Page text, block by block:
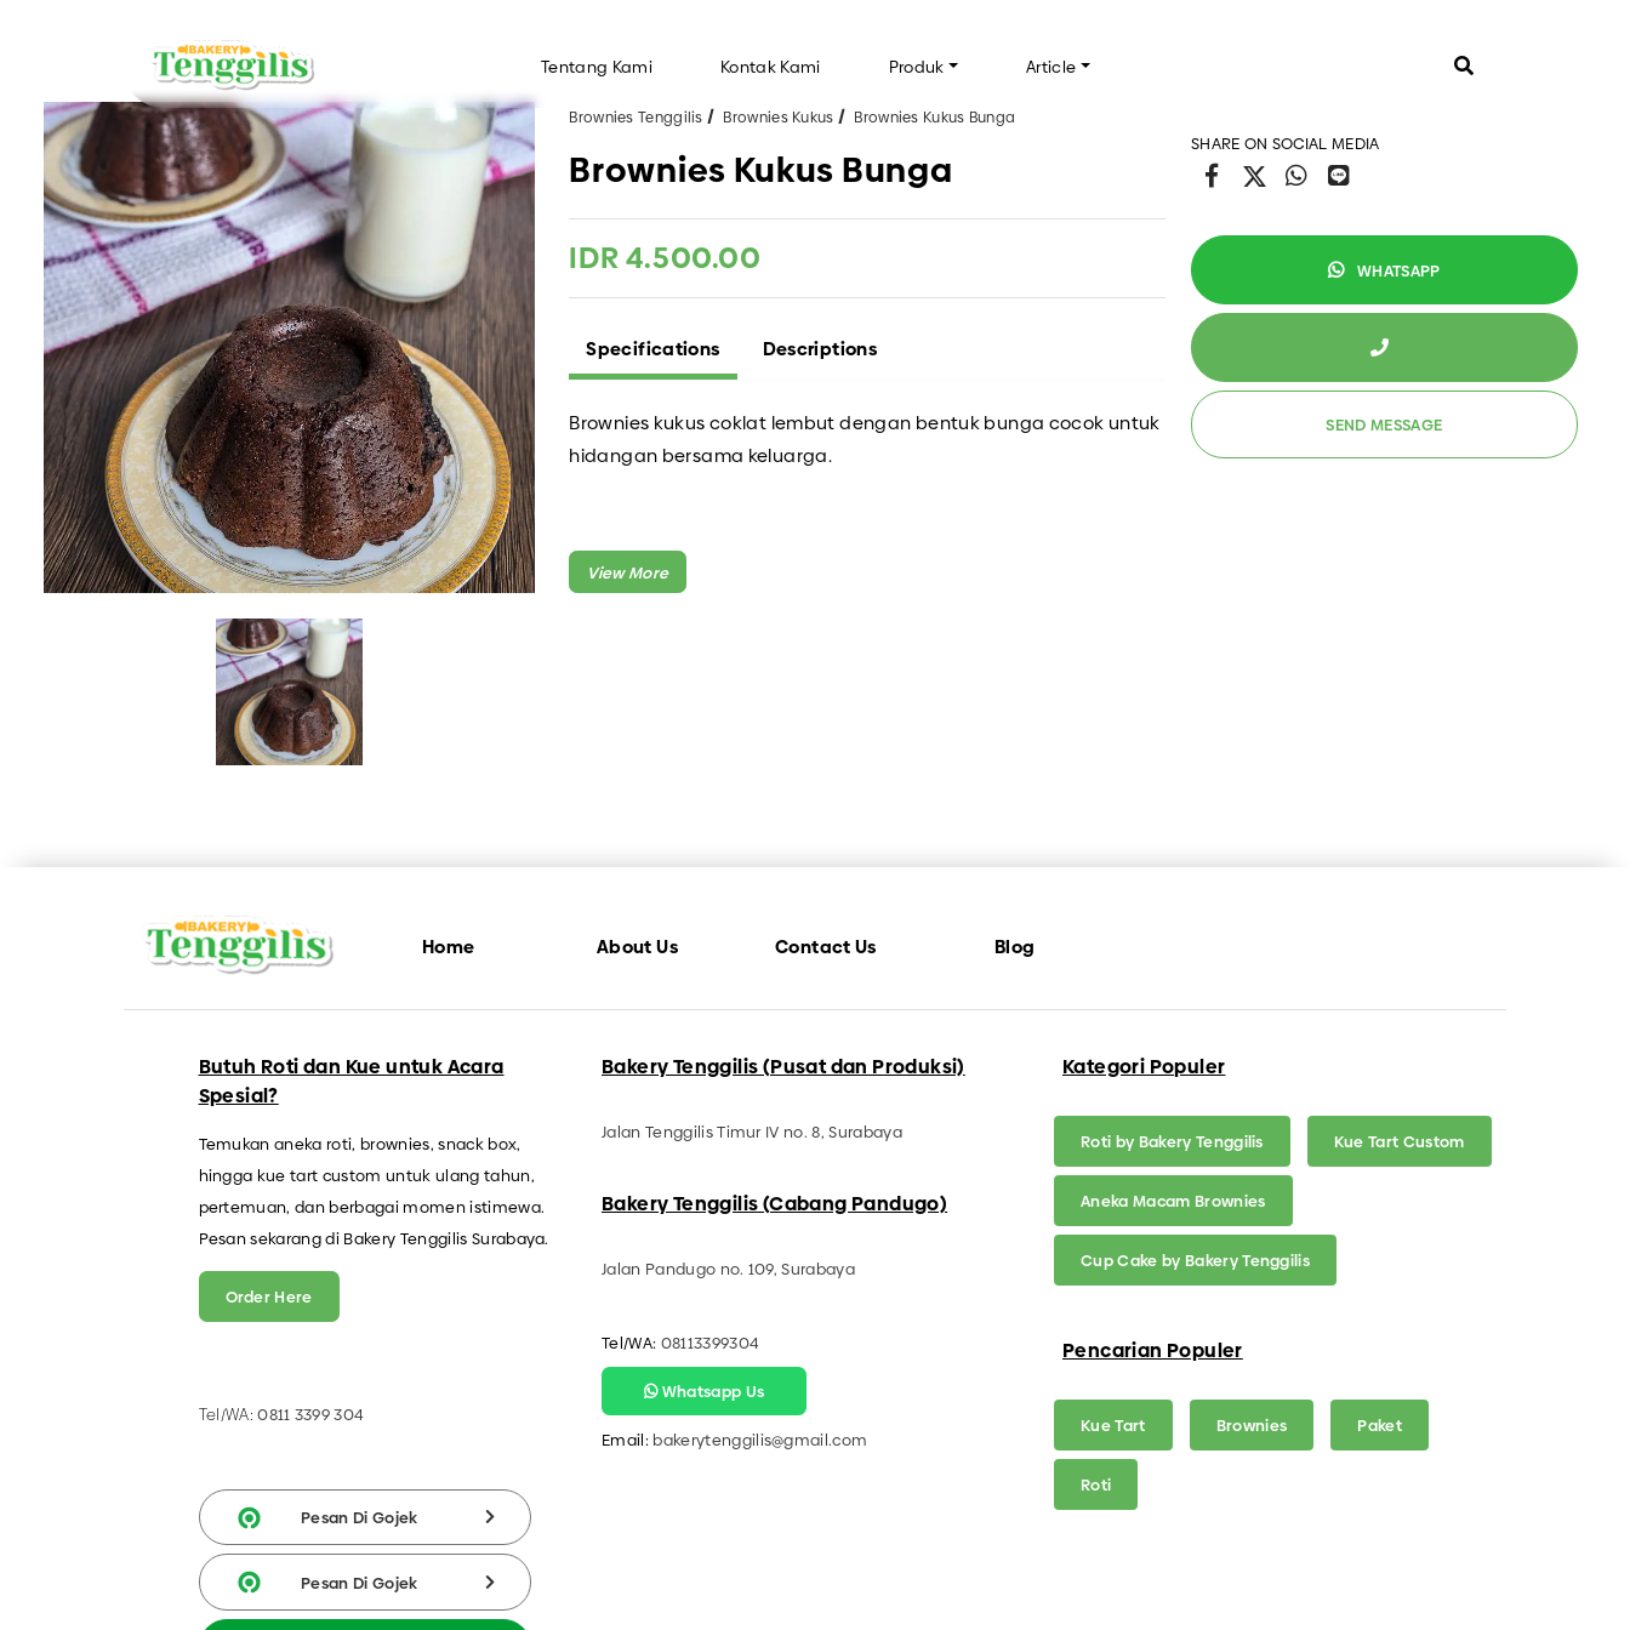
Tentang Kami Kontak Kami Produk
ROTI BY BAKERY TENGGILIS
Roti Coklat
Roti Sarapan
Roti Keju
Roti Rasa Buah
Roti Daging
BROWNIES TENGGILIS
Brownies Kukus
Brownies Panggang
KUE KERING ANEKA KUE
LAIN – LAIN
Article
Brownies Tenggilis Brownies Kukus Brownies Kukus Bunga
Brownies Kukus Bunga
IDR 4.500.00
Specifications Descriptions
Brownies kukus coklat lembut dengan bentuk bunga cocok untuk
hidangan bersama keluarga.
SHARE ON SOCIAL MEDIA
WHATSAPP
Home About Us Contact Us Blog
Butuh Roti dan Kue untuk Acara
Spesial?
Temukan aneka roti, brownies, snack box,
hingga kue tart custom untuk ulang tahun,
pertemuan, dan berbagai momen istimewa.
Pesan sekarang di Bakery Tenggilis Surabaya.
Order Here
Tel/WA: 0811 3399 304
Pesan Di Gojek
Pesan Di Gojek
Bakery Tenggilis (Pusat dan Produksi)
Jalan Tenggilis Timur IV no. 8, Surabaya
Bakery Tenggilis (Cabang Pandugo)
Jalan Pandugo no. 109, Surabaya
Tel/WA: 08113399304
Whatsapp Us
Email: bakerytenggilis@gmail.com
Kategori Populer
Roti by Bakery Tenggilis Kue Tart Custom
Aneka Macam Brownies
Cup Cake by Bakery Tenggilis
Pencarian Populer
Kue Tart Brownies Paket
Roti